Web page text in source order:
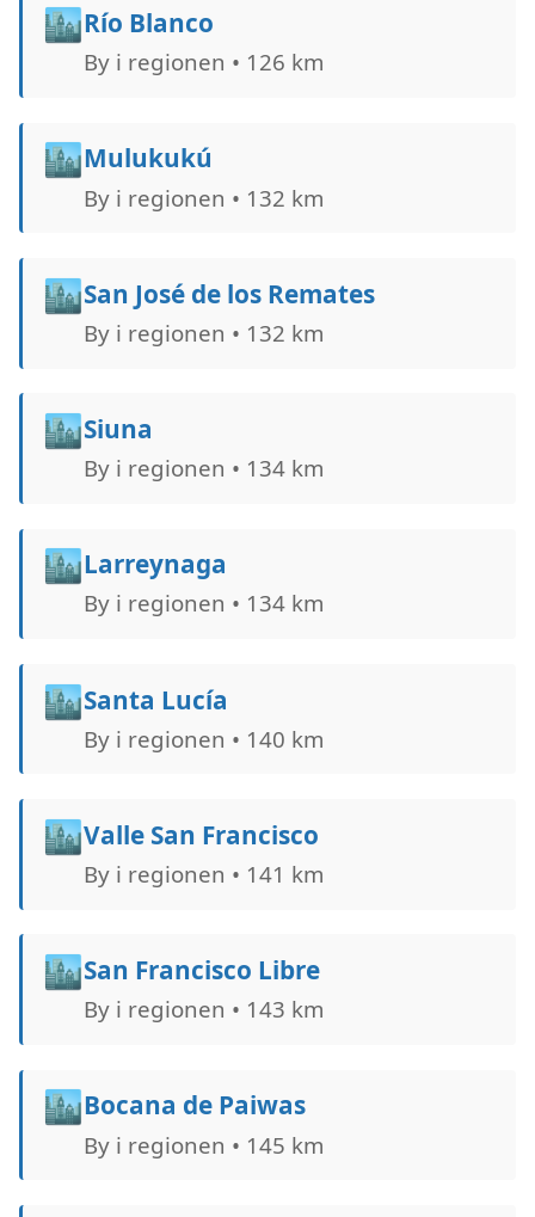
🏙️Río Blanco
By i regionen • 126 km
🏙️Mulukukú
By i regionen • 132 km
🏙️San José de los Remates
By i regionen • 132 km
🏙️Siuna
By i regionen • 134 km
🏙️Larreynaga
By i regionen • 134 km
🏙️Santa Lucía
By i regionen • 140 km
🏙️Valle San Francisco
By i regionen • 141 km
🏙️San Francisco Libre
By i regionen • 143 km
🏙️Bocana de Paiwas
By i regionen • 145 km